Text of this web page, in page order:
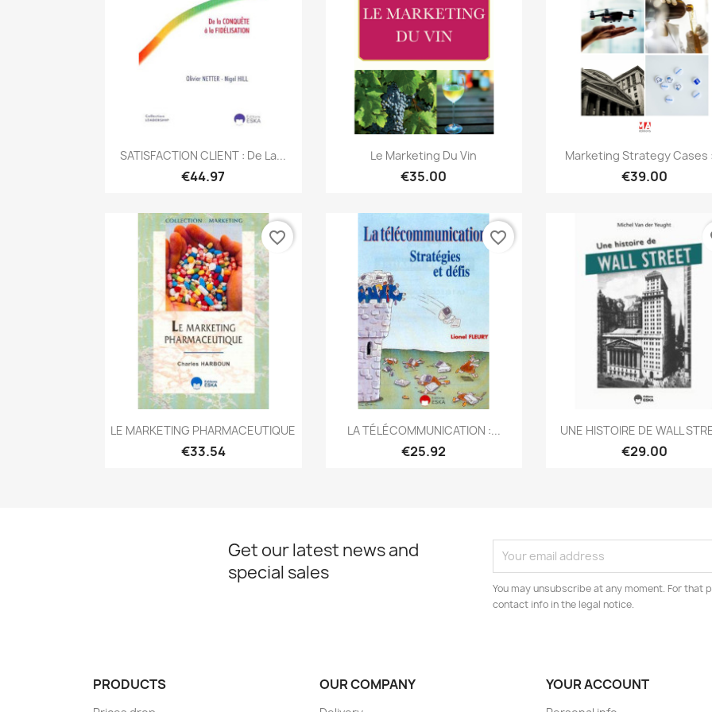
Quick view
SATISFACTION CLIENT : De La...
€44.97
Quick view
Le Marketing Du Vin
€35.00
 Quick view
Marketing Strategy Cases
€39.00
Quick view
LE MARKETING PHARMACEUTIQUE
€33.54
favorite_border
Quick view
LA TÉLÉCOMMUNICATION :...
€25.92
favorite_border
Quick view
UNE HISTOIRE DE WALL
€29.00
Get our latest news and
special sales
You may unsubscribe at any moment. For that
contact info in the legal notice.
PRODUCTS OUR COMPANY YOUR ACCOUNT